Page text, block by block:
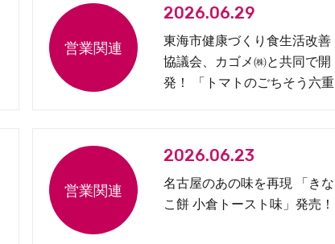
2026.06.29
東海市健康づくり食生活改善
協議会、カゴメ㈱と共同で開
発！ 「トマトのごちそう六重
2026.06.23
名古屋のあの味を再現 「きな
こ餅 小倉トースト味」発売！